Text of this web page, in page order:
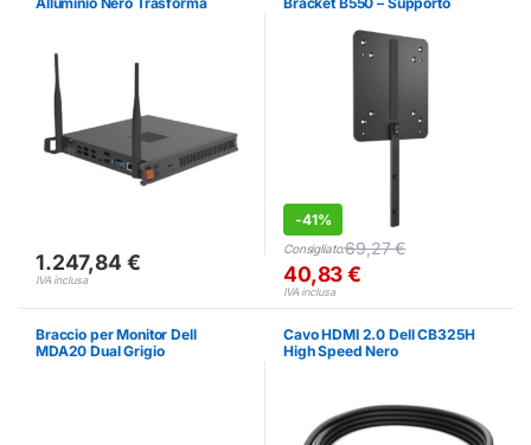
1.247,84 €
IVA inclusa
-41%
Consigliato:69,27€
40,83€
IVA inclusa
Braccio per Monitor Dell
MDA20 Dual Grigio
Cavo HDMI 2.0 Dell CB325H
High Speed Nero